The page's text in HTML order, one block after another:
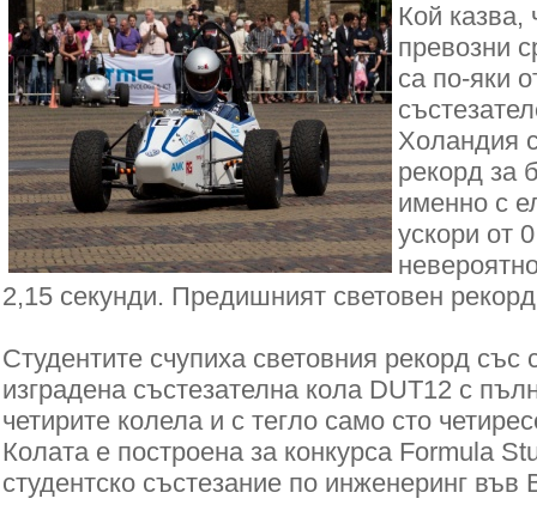
Кой казва,
превозни
са по-яки
Холандия
рекорд за
именно с
ускори от
2,15 секунди. Предишният световен
Студентите счупиха световния рекорд със
изградена състезателна кола DUT12 с
четирите колела и с тегло само сто
Колата е построена за конкурса Formula
студентско състезание по инженеринг във